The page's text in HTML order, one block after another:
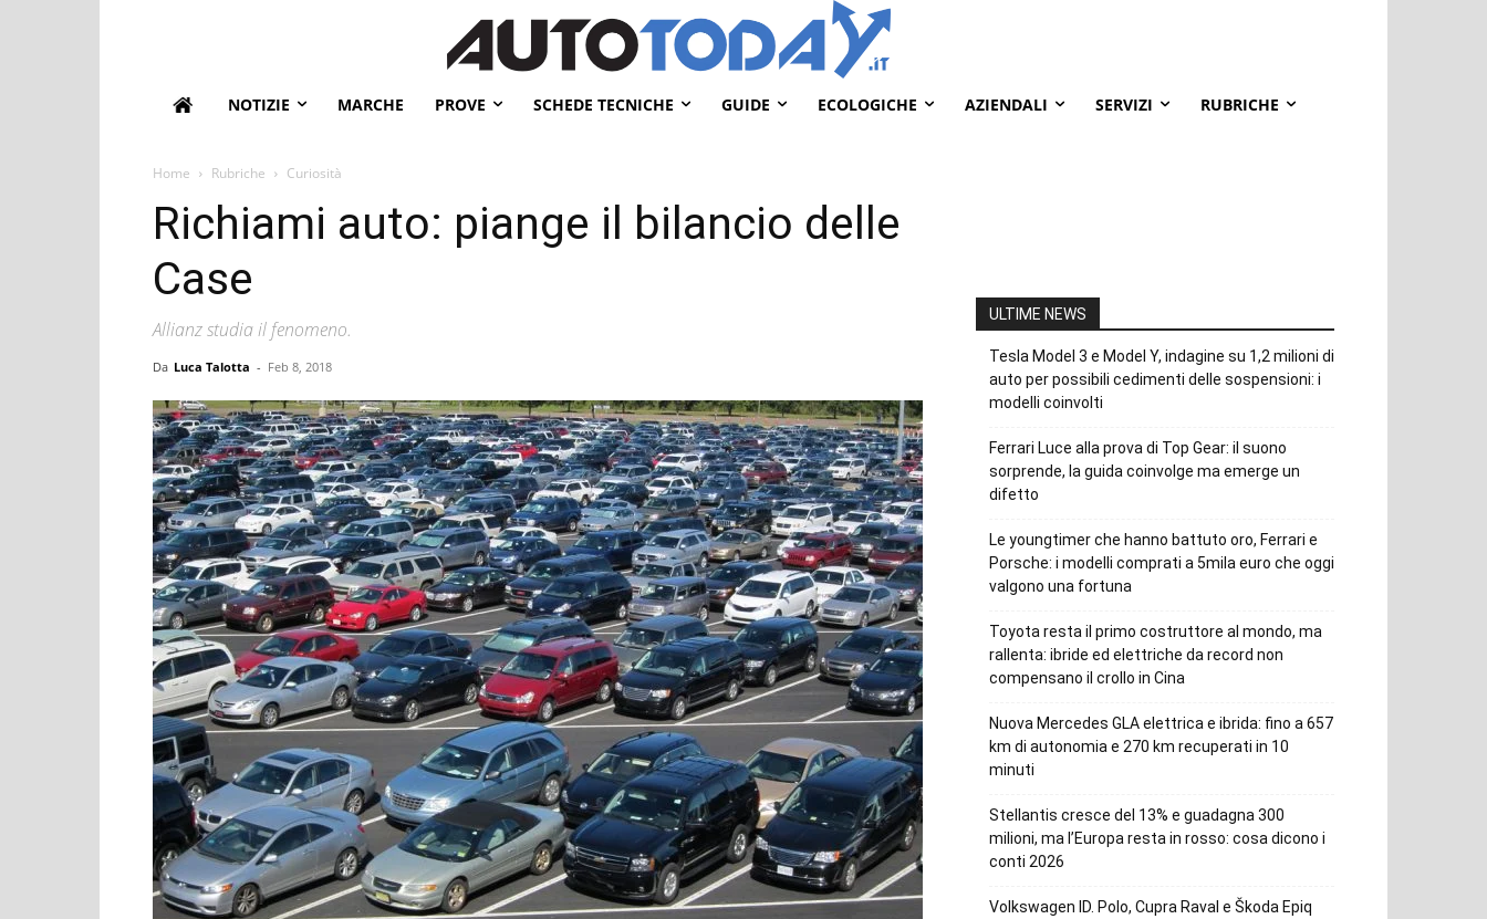
NOTIZIE MARCHE PROVE SCHEDE TECNICHE GUIDE ECOLOGICHE AZIENDALI SERVIZI RUBRICHE
Home Rubriche Curiosità
Richiami auto: piange il bilancio delle
Case
Allianz studia il fenomeno.
Da Luca Talotta - Feb 8, 2018
ULTIME NEWS
Tesla Model 3 e Model Y, indagine su 1,2 milioni di
auto per possibili cedimenti delle sospensioni: i
modelli coinvolti
Ferrari Luce alla prova di Top Gear: il suono
sorprende, la guida coinvolge ma emerge un
difetto
Le youngtimer che hanno battuto oro, Ferrari e
Porsche: i modelli comprati a 5mila euro che oggi
valgono una fortuna
Toyota resta il primo costruttore al mondo, ma
rallenta: ibride ed elettriche da record non
compensano il crollo in Cina
Nuova Mercedes GLA elettrica e ibrida: fino a 657
km di autonomia e 270 km recuperati in 10
minuti
Stellantis cresce del 13% e guadagna 300
milioni, ma l’Europa resta in rosso: cosa dicono i
conti 2026
Volkswagen ID. Polo, Cupra Raval e Škoda Epiq